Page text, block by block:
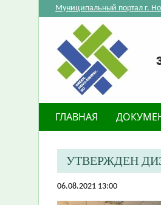
Муниципальный портал г.
ГЛАВНАЯ
УТВЕРЖДЕН
06.08.2021 13:00